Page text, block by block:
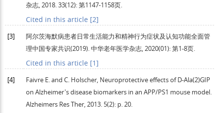
杂志,2018.33(12): 第1147-1158页.
Cited in this article [2]
[3]
阿尔茨海默病患者日常生活能力和精神行为症状及认知功能全面管
理中国专家共识(2019).中华老年医学杂志,2020(01): 第1-8页.
Cited in this article [1]
[4] Faivre E. and C. Holscher, Neuroprotective effects of D-Ala(2)GIP
on Alzheimer's disease biomarkers in an APP/PS1 mouse model.
Alzheimers Res Ther,2013. 5(2): p. 20.